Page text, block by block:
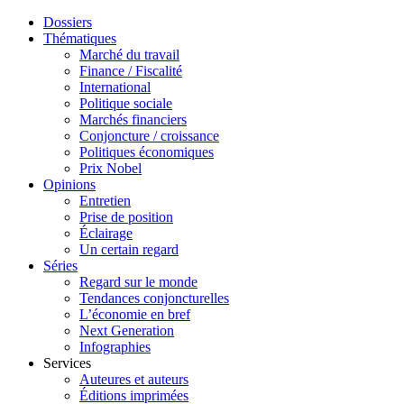
Dossiers
Thématiques
Marché du travail
Finance / Fiscalité
International
Politique sociale
Marchés financiers
Conjoncture / croissance
Politiques économiques
Prix Nobel
Opinions
Entretien
Prise de position
Éclairage
Un certain regard
Séries
Regard sur le monde
Tendances conjoncturelles
L’économie en bref
Next Generation
Infographies
Services
Auteures et auteurs
Éditions imprimées